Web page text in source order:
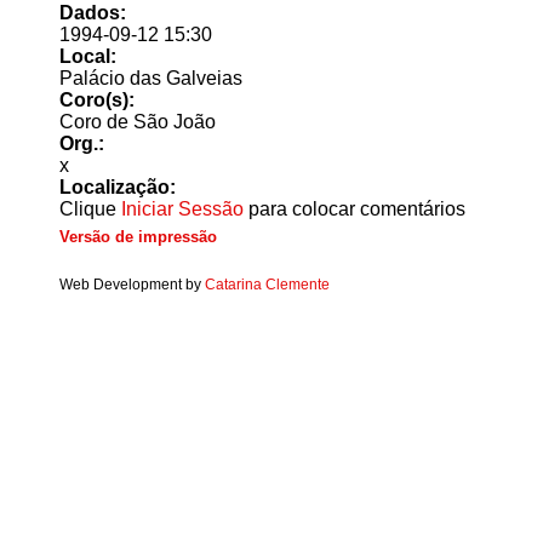
Dados:
1994-09-12 15:30
Local:
Palácio das Galveias
Coro(s):
Coro de São João
Org.:
x
Localização:
Clique Iniciar Sessão para colocar comentários
Versão de impressão
Web Development by Catarina Clemente